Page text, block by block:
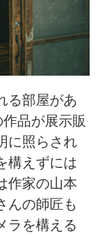
る部屋があ
作品が展示販
に照らされ
構えずには
作家の山本
んの師匠も
ラを構える